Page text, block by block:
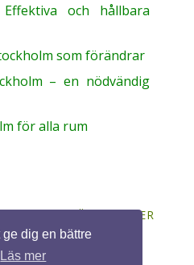
dig en bättre
Läs mer
och hållbara
som förändrar
– en nödvändig
för alla rum
ALLA RÄTTIGHETER
DESIGN BYFCT